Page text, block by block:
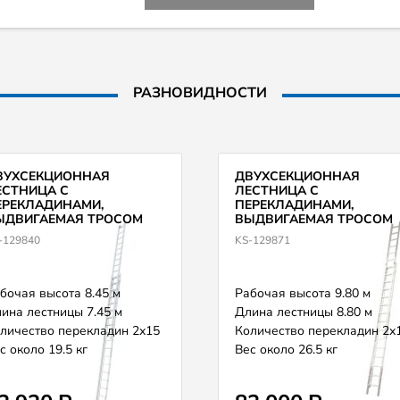
РАЗНОВИДНОСТИ
С
ТРОСОМ
MONTO ROBILO
120663
129840
высота 8.45 м
лестницы 7.45 м
перекладин 2х15
около 19.5 кг
ДВУХСЕКЦИОННАЯ
ЛЕСТНИЦА С
ПЕРЕКЛАДИНАМИ,
ВЫДВИГАЕМАЯ ТРОСОМ
KRAUSE MONTO ROBILO
129871/120670
KS-129871
Рабочая высота 9.80 м
Длина лестницы 8.80 м
Количество перекладин
Вес около 26.5 кг